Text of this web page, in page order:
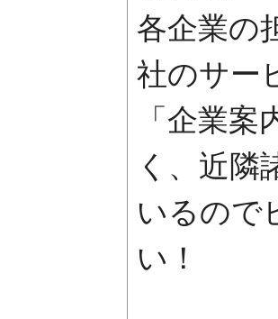
各企業の
社のサー
「企業
く、近隣
いるので
い！